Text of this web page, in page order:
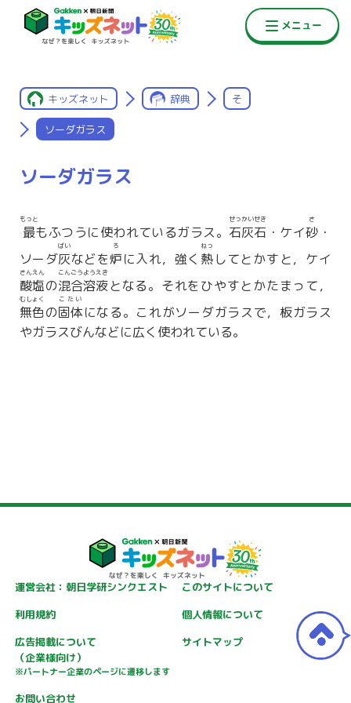
キッズネット 辞典 そ
ソーダガラス
ソーダガラス
最
もっと
もふつうに使われているガラス。 石灰石
せっかいせき
・ケイ砂
さ
・
ソーダ灰
ばい
などを炉
ろ
に入れ，強く 熱
ねっ
してとかすと，ケイ
酸塩
さんえん
の混合溶液
こんごうようえき
となる。それをひやすとかたまって，
無色
むしょく
の固体
こたい
になる。これがソーダガラスで，板ガラス
やガラスびんなどに広く使われている。
運営会社：朝日学研シンクエスト
このサイトについて
利用規約
個人情報について
広告掲載について
（企業様向け）
※パートナー企業のページに遷移します
サイトマップ
お問い合わせ